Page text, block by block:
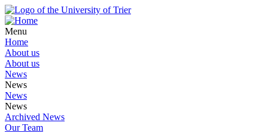
Menu
Home
About us
About us
News
News
News
News
Archived News
Our Team